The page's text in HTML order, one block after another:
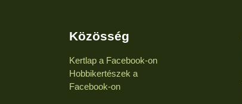
Közösség
Kertlap a Facebook-on
Hobbikertészek a
Facebook-on